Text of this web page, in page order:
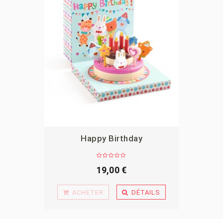
APERÇU
Happy Birthday
19,00 €
ACHETER DÉTAILS